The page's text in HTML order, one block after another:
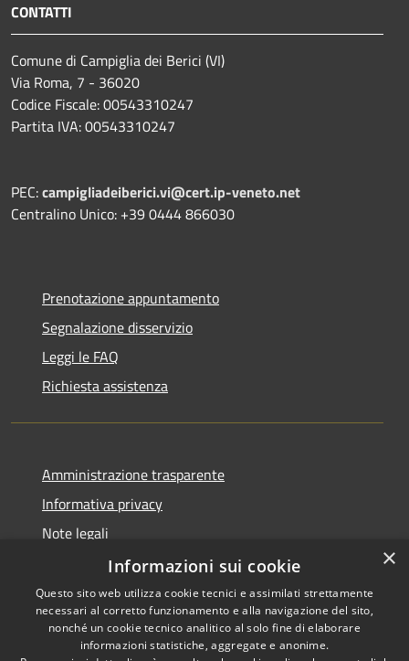
CONTATTI
Comune di Campiglia dei Berici (VI)
Via Roma, 7 - 36020
Codice Fiscale: 00543310247
Partita IVA: 00543310247
PEC:campigliadeiberici.vi@cert.ip-veneto.net
Centralino Unico: +39 0444 866030
Prenotazione appuntamento
Segnalazione disservizio
Leggi le FAQ
Richiesta assistenza
Amministrazione trasparente
Informativa privacy
Note legali
Dichiarazione di accessibilità
RSS Copyright © 2026 • Comune di
×
Informazioni sui cookie
Questo sito web utilizza cookie tecnici e assimilati strettamente
necessari al corretto funzionamento e alla navigazione del sito,
nonché un cookie tecnico analitico al solo fine di elaborare
informazioni statistiche, aggregate e anonime.